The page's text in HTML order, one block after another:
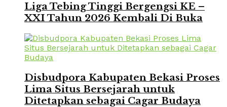
Liga Tebing Tinggi Bergengsi KE –
XXI Tahun 2026 Kembali Di Buka
Disbudpora Kabupaten Bekasi Proses
Lima Situs Bersejarah untuk
Ditetapkan sebagai Cagar Budaya